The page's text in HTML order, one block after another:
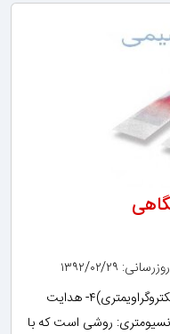
۱۳۹۲/۰۲/۲۹
۱- پتانسیومتری۲- کولومتری۳- الکترولیز(الکتروگراویمتری)۴- هدایت
و بی آمپرومتری۱- پتانسیومتری: روشی است که با